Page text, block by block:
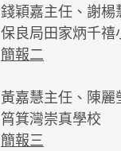
錢穎嘉主任、謝楊
保良局田家炳千禧
簡報二
黃嘉慧主任、陳麗
筲箕灣崇真學校
簡報三